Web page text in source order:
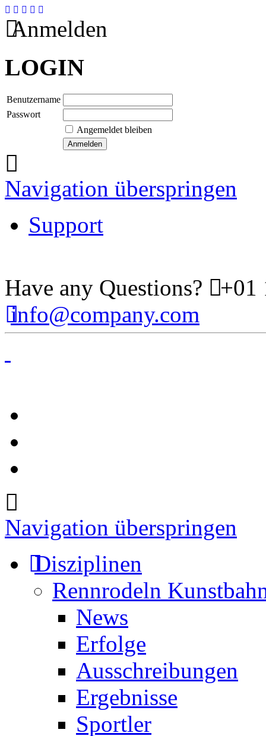
Anmelden
LOGIN
Benutzername
Passwort
Angemeldet bleiben
Navigation überspringen
Support
Have any Questions? +01
info@company.com
Navigation überspringen
Disziplinen
Rennrodeln
News
Erfolge
Ausschreibungen
Ergebnisse
Sportler